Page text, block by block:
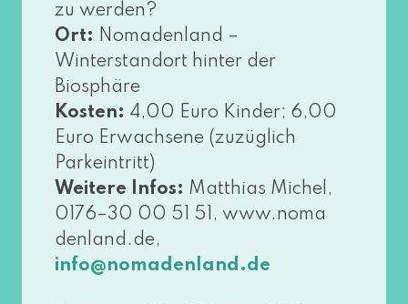
zu wer­den?
Ort: Nomadenland –
Winterstandort hin­ter der
Biosphäre
Kosten: 4,00 Euro Kinder; 6,00
Euro Erwachsene (zuzüg­lich
Parkeintritt)
Weitere Infos: Matthias Michel,
0176–30 00 51 51, www​.noma​
den​land​.de,
info@​nomadenland.​de